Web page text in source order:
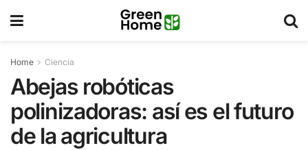
Home Ciencia
Abejas robóticas
polinizadoras: así es el futuro
de la agricultura